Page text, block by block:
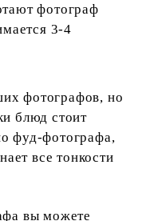
фотограф
3-4
фотографов, но
блюд стоит
фуд-фотографа,
все тонкости
вы можете